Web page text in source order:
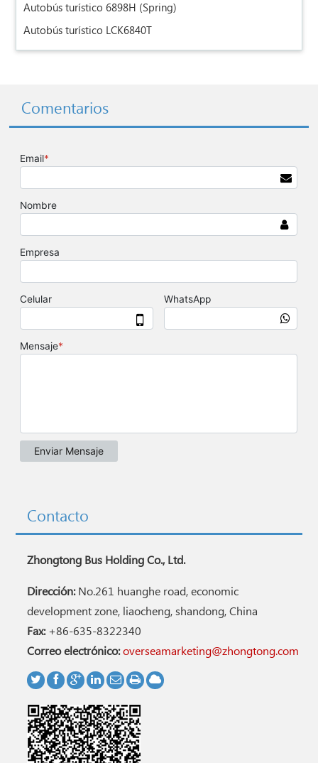
Autobús turístico 6898H (Spring)
Autobús turístico LCK6840T
Comentarios
Contacto
Zhongtong Bus Holding Co., Ltd.
Dirección:No.261 huanghe road, economic
development zone, liaocheng, shandong, China
Fax:+86-635-8322340
Correo electrónico:overseamarketing@zhongtong.com